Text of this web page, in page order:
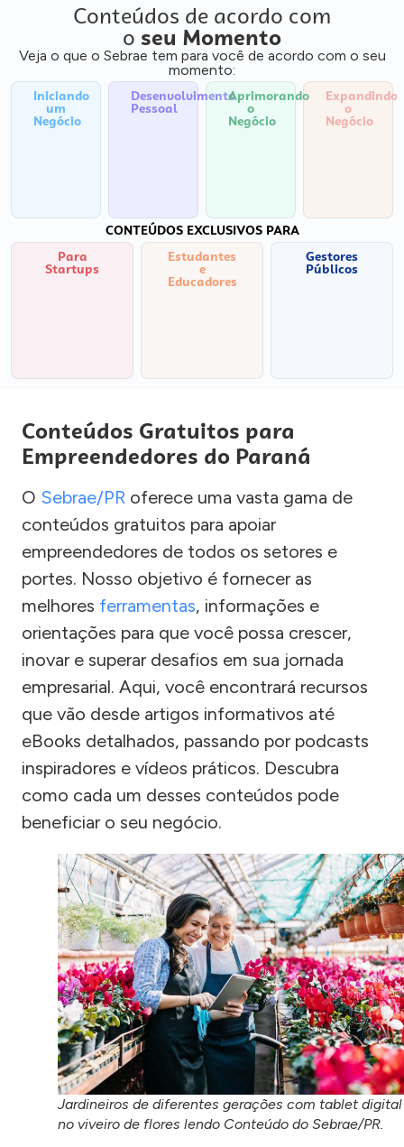
Conteúdos de acordo com
o seu Momento
Veja o que o Sebrae tem para você de acordo com o seu
momento:
Iniciando
um
Negócio
Desenvolvimento
Pessoal
Aprimorando
o
Negócio
Expandindo
o
Negócio
CONTEÚDOS EXCLUSIVOS PARA
Para
Startups
Estudantes
e
Educadores
Gestores
Públicos
Conteúdos Gratuitos para
Empreendedores do Paraná
O Sebrae/PR oferece uma vasta gama de
conteúdos gratuitos para apoiar
empreendedores de todos os setores e
portes. Nosso objetivo é fornecer as
melhores ferramentas, informações e
orientações para que você possa crescer,
inovar e superar desafios em sua jornada
empresarial. Aqui, você encontrará recursos
que vão desde artigos informativos até
eBooks detalhados, passando por podcasts
inspiradores e vídeos práticos. Descubra
como cada um desses conteúdos pode
beneficiar o seu negócio.
Jardineiros de diferentes gerações com tablet digital
no viveiro de flores lendo Conteúdo do Sebrae/PR.